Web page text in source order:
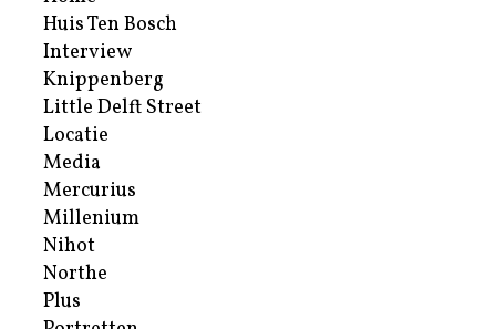
Huis Ten Bosch
Interview
Knippenberg
Little Delft Street
Locatie
Media
Mercurius
Millenium
Nihot
Northe
Plus